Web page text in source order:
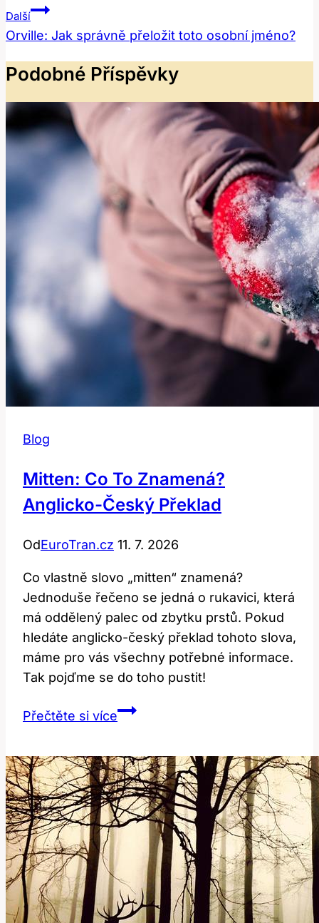
Další
Orville: Jak správně přeložit toto osobní jméno?
Podobné Příspěvky
Blog
Mitten: Co To Znamená?
Anglicko-Český Překlad
OdEuroTran.cz 11. 7. 2026
Co vlastně slovo „mitten“ znamená?
Jednoduše řečeno se jedná o rukavici, která
má oddělený palec od zbytku prstů. Pokud
hledáte anglicko-český překlad tohoto slova,
máme pro vás všechny potřebné informace.
Tak pojďme se do toho pustit!
Přečtěte si víceMitten:
znamená?
Anglicko-
český
překlad